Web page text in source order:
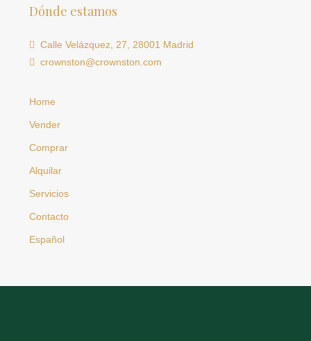
Dónde estamos
Calle Velázquez, 27, 28001 Madrid
crownston@crownston.com
Home
Vender
Comprar
Alquilar
Servicios
Contacto
Español